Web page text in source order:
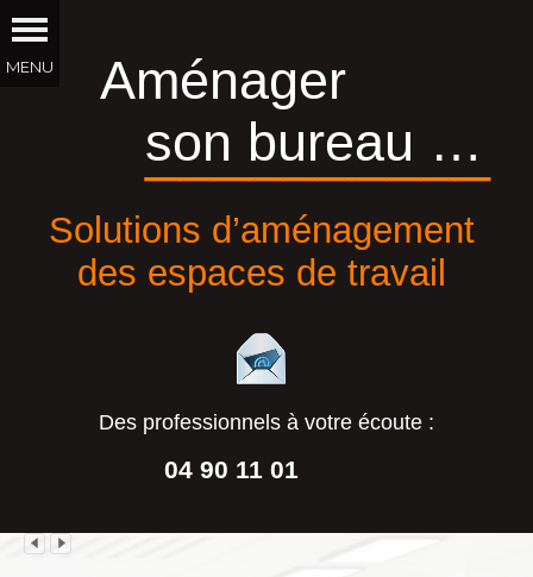
Aménager
son bureau …
Solutions d’aménagement
des espaces de travail
Des professionnels à votre écoute :
04 90 11 01
__________